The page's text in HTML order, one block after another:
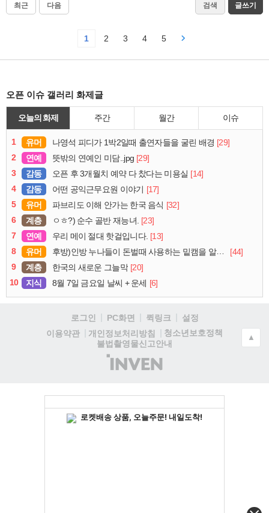
최근 다음 검색 글쓰기
1 2 3 4 5
오픈 이슈 갤러리 화제글
오늘의 화제 주간 월간 이슈
1 유머 나영석 피디가 1박2일때 출연자들을 굴린 배경 [29]
2
연예 뜻밖의 연예인 미담..jpg [29]
3
감동 오픈 후 3개월치 예약 다 찼다는 미용실 [14]
4
감동 어떤 공익근무요원 이야기 [17]
5
유머 파브리도 이해 안가는 한국 음식 [32]
6
계층 ㅇㅎ?) 순수 골반 재능녀. [23]
7
연예 우리 메이 절대 핫걸입니다. [13]
8
유머 후방)인방 누나들이 돈벌때 사용하는 밑캠을 알아보자
[44]
9
계층 한국의 새로운 그늘막 [20]
10
지식 8월 7일 금요일 날씨 + 운세 [6]
로그인 PC화면 퀵링크
설정
이용약관
개인정보처리방침
청소년보호정책
불법촬영물신고안내
(주)
인
▲